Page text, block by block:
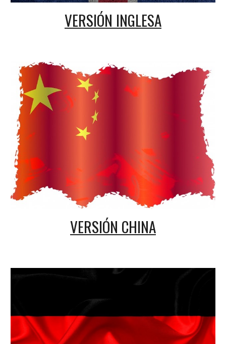
VERSIÓN INGLESA
VERSIÓN CHINA